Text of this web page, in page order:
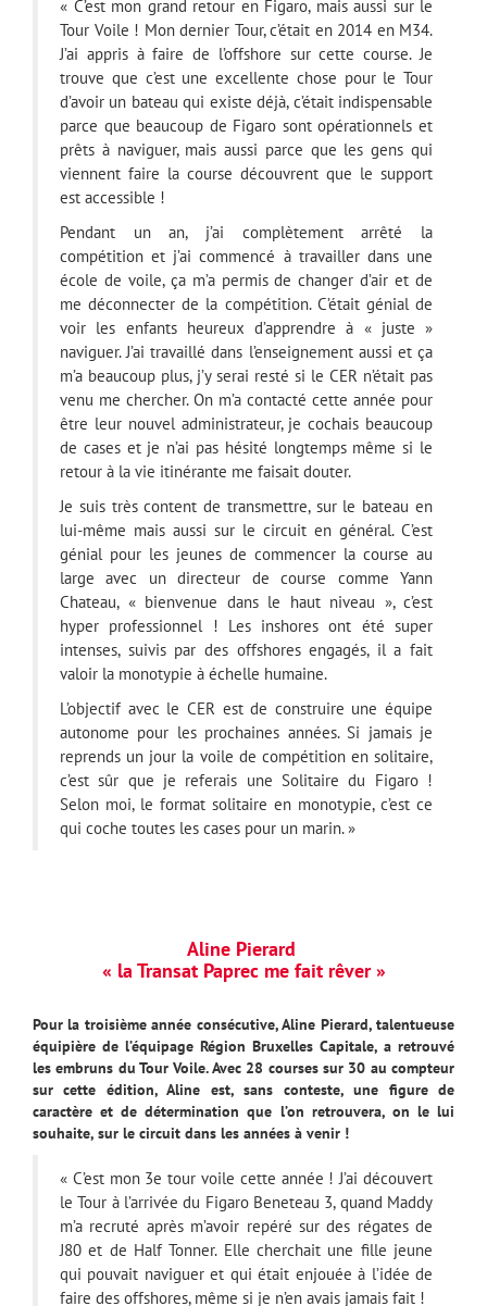
« C’est mon grand retour en Figaro, mais aussi sur le
Tour Voile ! Mon dernier Tour, c’était en 2014 en M34.
J’ai appris à faire de l’offshore sur cette course. Je
trouve que c’est une excellente chose pour le Tour
d’avoir un bateau qui existe déjà, c’était indispensable
parce que beaucoup de Figaro sont opérationnels et
prêts à naviguer, mais aussi parce que les gens qui
viennent faire la course découvrent que le support
est accessible !
Pendant un an, j’ai complètement arrêté la
compétition et j’ai commencé à travailler dans une
école de voile, ça m’a permis de changer d’air et de
me déconnecter de la compétition. C’était génial de
voir les enfants heureux d’apprendre à « juste »
naviguer. J’ai travaillé dans l’enseignement aussi et ça
m’a beaucoup plus, j’y serai resté si le CER n’était pas
venu me chercher. On m’a contacté cette année pour
être leur nouvel administrateur, je cochais beaucoup
de cases et je n’ai pas hésité longtemps même si le
retour à la vie itinérante me faisait douter.
Je suis très content de transmettre, sur le bateau en
lui-même mais aussi sur le circuit en général. C’est
génial pour les jeunes de commencer la course au
large avec un directeur de course comme Yann
Chateau, « bienvenue dans le haut niveau », c’est
hyper professionnel ! Les inshores ont été super
intenses, suivis par des offshores engagés, il a fait
valoir la monotypie à échelle humaine.
L’objectif avec le CER est de construire une équipe
autonome pour les prochaines années. Si jamais je
reprends un jour la voile de compétition en solitaire,
c’est sûr que je referais une Solitaire du Figaro !
Selon moi, le format solitaire en monotypie, c’est ce
qui coche toutes les cases pour un marin. »
Aline Pierard
« la Transat Paprec me fait rêver »
Pour la troisième année consécutive, Aline Pierard, talentueuse
équipière de l’équipage Région Bruxelles Capitale, a retrouvé
les embruns du Tour Voile. Avec 28 courses sur 30 au compteur
sur cette édition, Aline est, sans conteste, une figure de
caractère et de détermination que l’on retrouvera, on le lui
souhaite, sur le circuit dans les années à venir !
« C’est mon 3e tour voile cette année ! J’ai découvert
le Tour à l’arrivée du Figaro Beneteau 3, quand Maddy
m’a recruté après m’avoir repéré sur des régates de
J80 et de Half Tonner. Elle cherchait une fille jeune
qui pouvait naviguer et qui était enjouée à l’idée de
faire des offshores, même si je n’en avais jamais fait !